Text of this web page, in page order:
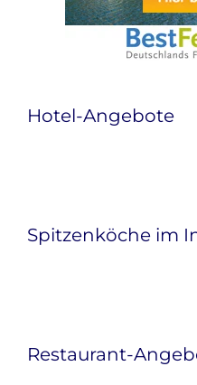
Hotel-Angebote
Spitzenköche im
Restaurant-